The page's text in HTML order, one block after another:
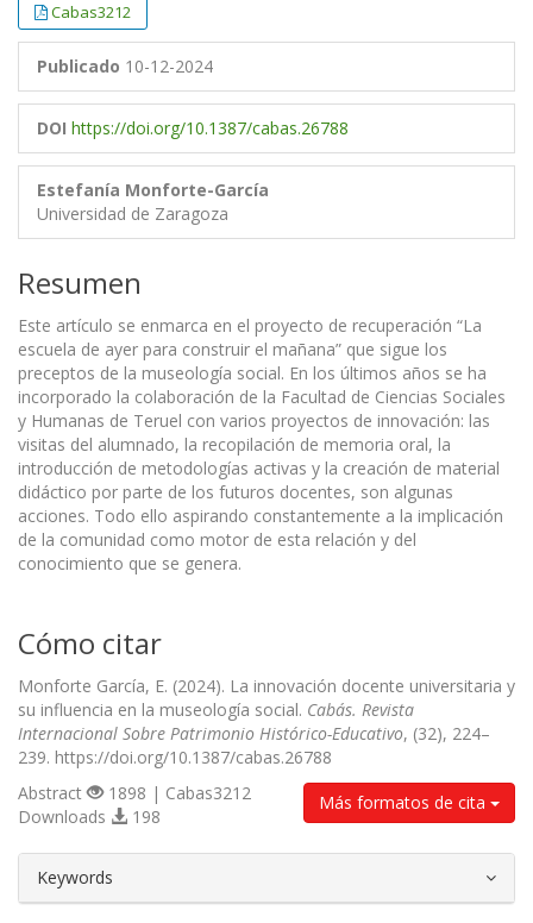
Cabas3212
Publicado 10-12-2024
DOI https://doi.org/10.1387/cabas.26788
Estefanía Monforte-García
Universidad de Zaragoza
Resumen
Este artículo se enmarca en el proyecto de recuperación “La
escuela de ayer para construir el mañana” que sigue los
preceptos de la museología social. En los últimos años se ha
incorporado la colaboración de la Facultad de Ciencias Sociales
y Humanas de Teruel con varios proyectos de innovación: las
visitas del alumnado, la recopilación de memoria oral, la
introducción de metodologías activas y la creación de material
didáctico por parte de los futuros docentes, son algunas
acciones. Todo ello aspirando constantemente a la implicación
de la comunidad como motor de esta relación y del
conocimiento que se genera.
Cómo citar
Monforte García, E. (2024). La innovación docente universitaria y
su influencia en la museología social. Cabás. Revista
Internacional Sobre Patrimonio Histórico-Educativo, (32), 224–
239. https://doi.org/10.1387/cabas.26788
Más formatos de cita
Abstract
1898 | Cabas3212
Downloads
198
Keywords